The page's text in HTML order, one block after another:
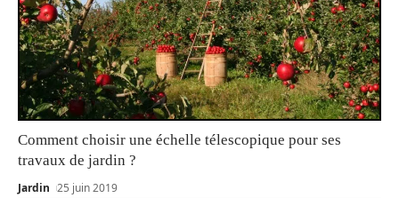
Comment choisir une échelle télescopique pour ses
travaux de jardin ?
Jardin 25 juin 2019